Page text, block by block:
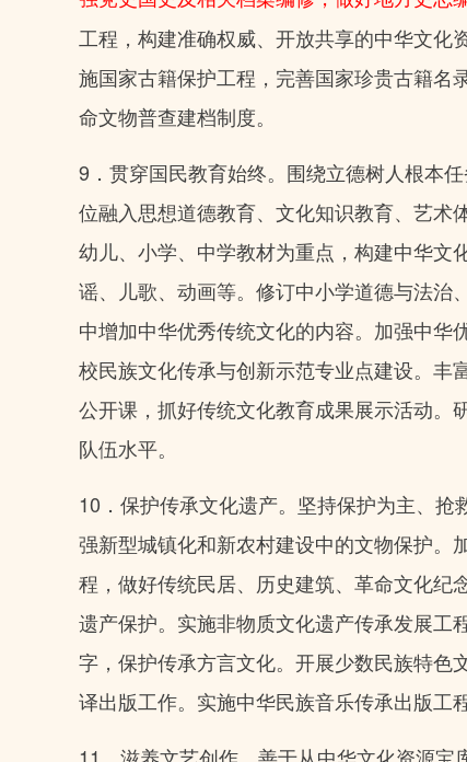
工程，构建准确权威、开放共享的中华文
施国家古籍保护工程，完善国家珍贵古籍名
命文物普查建档制度。
9．贯穿国民教育始终。围绕立德树人根本
位融入思想道德教育、文化知识教育、艺术
幼儿、小学、中学教材为重点，构建中华文
谣、儿歌、动画等。修订中小学道德与法治
中增加中华优秀传统文化的内容。加强中华
校民族文化传承与创新示范专业点建设。丰
公开课，抓好传统文化教育成果展示活动。
队伍水平。
10．保护传承文化遗产。坚持保护为主、
强新型城镇化和新农村建设中的文物保护。
程，做好传统民居、历史建筑、革命文化纪
遗产保护。实施非物质文化遗产传承发展工
字，保护传承方言文化。开展少数民族特色
译出版工作。实施中华民族音乐传承出版工